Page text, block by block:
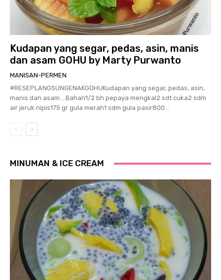
Kudapan yang segar, pedas, asin, manis
dan asam GOHU by Marty Purwanto
MANISAN-PERMEN
#RESEPLANGSUNGENAKGOHUKudapan yang segar, pedas, asin,
manis dan asam …Bahan1/2 bh pepaya mengkal2 sdt cuka2 sdm
air jeruk nipis175 gr gula merah1 sdm gula pasir800...
MINUMAN & ICE CREAM